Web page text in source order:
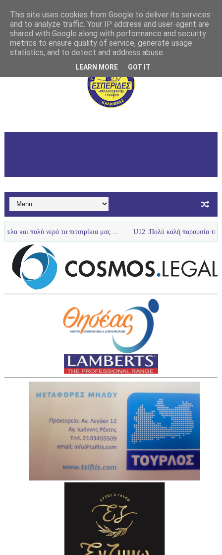
νερό τα πιτσιρίκια μας ... U12 :Πολύ καλή παρουσία της ομάδας
This site uses cookies from Google to deliver its services
and to analyze traffic. Your IP address and user-agent are
shared with Google along with performance and security
metrics to ensure quality of service, generate usage
statistics, and to detect and address abuse.
LEARN MORE GOT IT